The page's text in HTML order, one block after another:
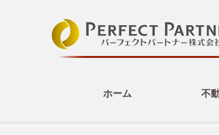
ホーム 不